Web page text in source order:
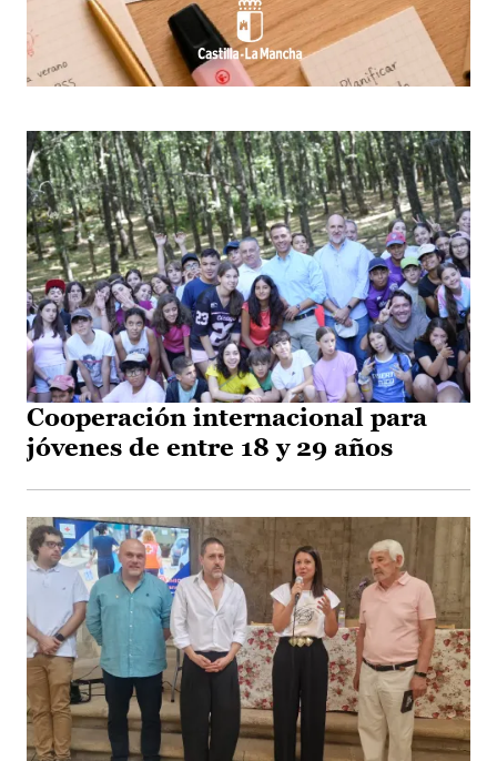
Cooperación internacional para
jóvenes de entre 18 y 29 años